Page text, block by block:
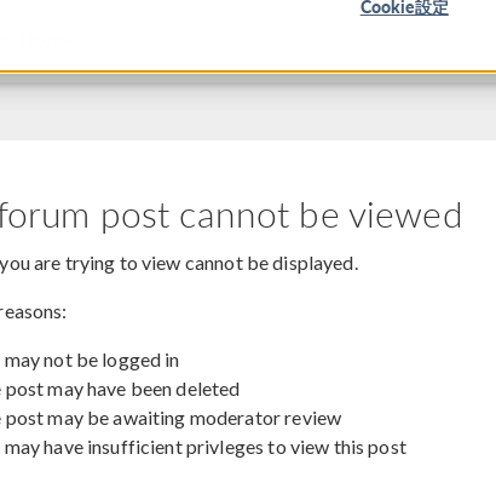
Cookie設定
post cannot be viewed
are trying to view cannot be displayed.
may not be logged in
post may have been deleted
post may be awaiting moderator review
may have insufficient privleges to view this post